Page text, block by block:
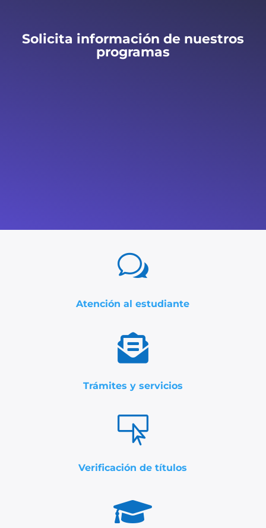
Solicita información de nuestros
programas
w
Atención al estudiante

Trámites y servicios

Verificación de títulos
